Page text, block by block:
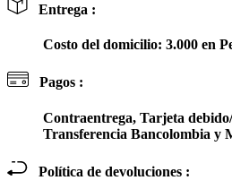
Entrega :
Costo del domicilio: 3.000 en
Pagos :
Contraentrega, Tarjeta
Transferencia Bancolombia y
Política de devoluciones :